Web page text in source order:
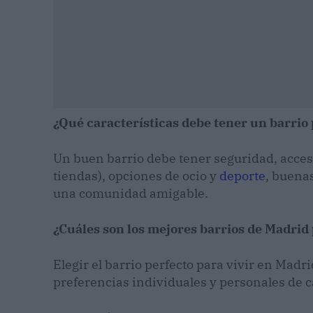
¿Qué características debe tener un
Un buen barrio debe tener seguridad,
tiendas), opciones de ocio y deporte,
una comunidad amigable.
¿Cuáles son los mejores barrios de
Elegir el barrio perfecto para vivir en
preferencias individuales y personales de